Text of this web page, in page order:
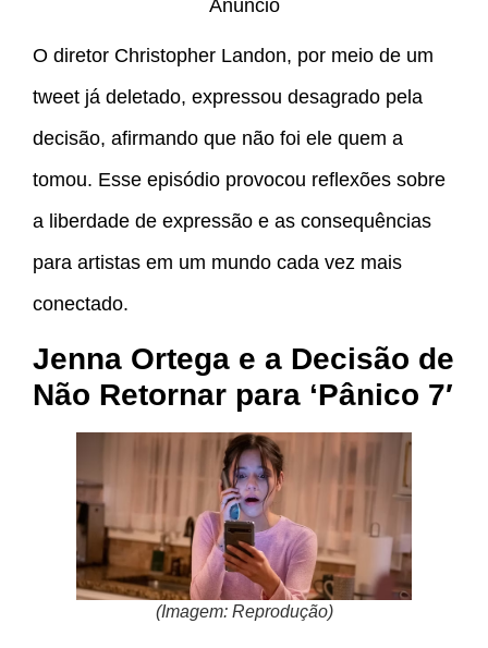
Anúncio
O diretor Christopher Landon, por meio de um
tweet já deletado, expressou desagrado pela
decisão, afirmando que não foi ele quem a
tomou. Esse episódio provocou reflexões sobre
a liberdade de expressão e as consequências
para artistas em um mundo cada vez mais
conectado.
Jenna Ortega e a Decisão de
Não Retornar para ‘Pânico 7′
(Imagem: Reprodução)